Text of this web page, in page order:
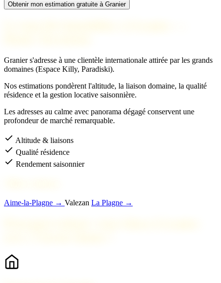
Obtenir mon estimation gratuite à Granier
Granier s'adresse à une clientèle internationale attirée par les grands
domaines (Espace Killy, Paradiski).
Nos estimations pondèrent l'altitude, la liaison domaine, la qualité
résidence et la gestion locative saisonnière.
Les adresses au calme avec panorama dégagé conservent une
profondeur de marché remarquable.
Altitude & liaisons
Qualité résidence
Rendement saisonnier
Aime-la-Plagne → Valezan La Plagne →